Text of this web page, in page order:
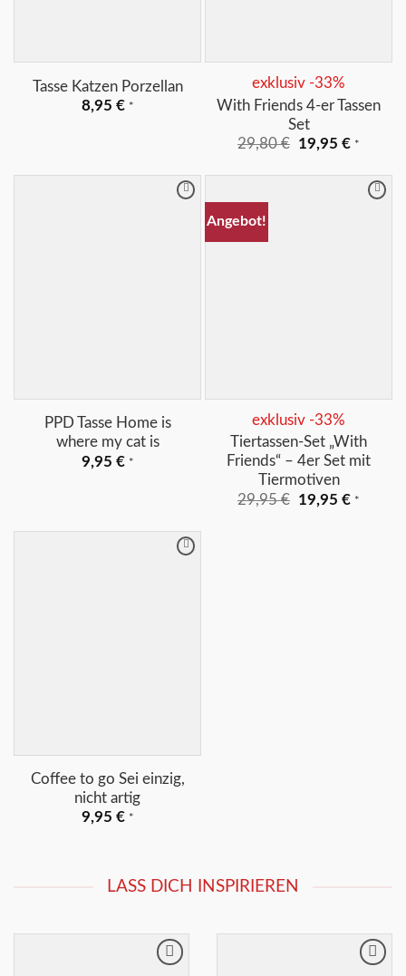
Tasse Katzen Porzellan
8,95 € *
exklusiv -33%
With Friends 4-er Tassen
Set
29,80€ Ursprünglicher
war:
19,95€
ist:
19,95 €.
*
Merkliste
PPD Tasse Home is
where my cat is
9,95 € *
Angebot!
Merkliste
exklusiv -33%
Tiertassen-Set „With
Friends“ – 4er Set mit
Tiermotiven
29,95€ Ursprünglicher
19,95€ *
Merkliste
Coffee to go Sei einzig,
nicht artig
9,95 € *
LASS DICH INSPIRIEREN
Merkliste Merkliste